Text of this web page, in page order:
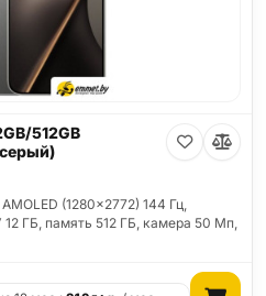
512GB
(1280x2772) 144 Гц,
ГБ, память 512 ГБ, камера 50 Мп,